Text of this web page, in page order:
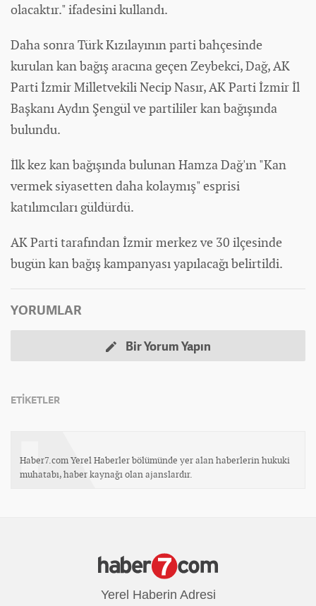
olacaktır." ifadesini kullandı.
Daha sonra Türk Kızılayının parti bahçesinde
kurulan kan bağış aracına geçen Zeybekci, Dağ, AK
Parti İzmir Milletvekili Necip Nasır, AK Parti İzmir İl
Başkanı Aydın Şengül ve partililer kan bağışında
bulundu.
İlk kez kan bağışında bulunan Hamza Dağ'ın "Kan
vermek siyasetten daha kolaymış" esprisi
katılımcıları güldürdü.
AK Parti tarafından İzmir merkez ve 30 ilçesinde
bugün kan bağış kampanyası yapılacağı belirtildi.
YORUMLAR
Bir Yorum Yapın
ETİKETLER
Haber7.com Yerel Haberler bölümünde yer alan haberlerin hukuki
muhatabı, haber kaynağı olan ajanslardır.
Yerel Haberin Adresi